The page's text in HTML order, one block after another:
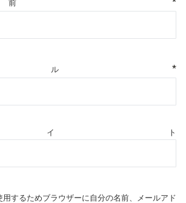
前
ール *
イト
用するためブラウザーに自分の名前、メールアド